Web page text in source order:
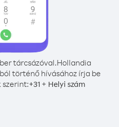
tárcsázóval.Hollandia
történő hívásához írja be
szerint:+31+ Helyi szám